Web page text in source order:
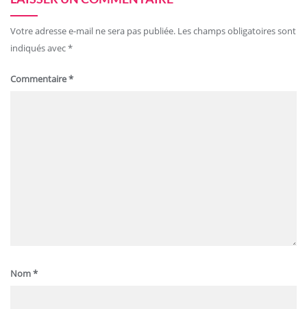
Votre adresse e-mail ne sera pas publiée. Les champs obligatoires sont
indiqués avec*
Commentaire*
Nom*